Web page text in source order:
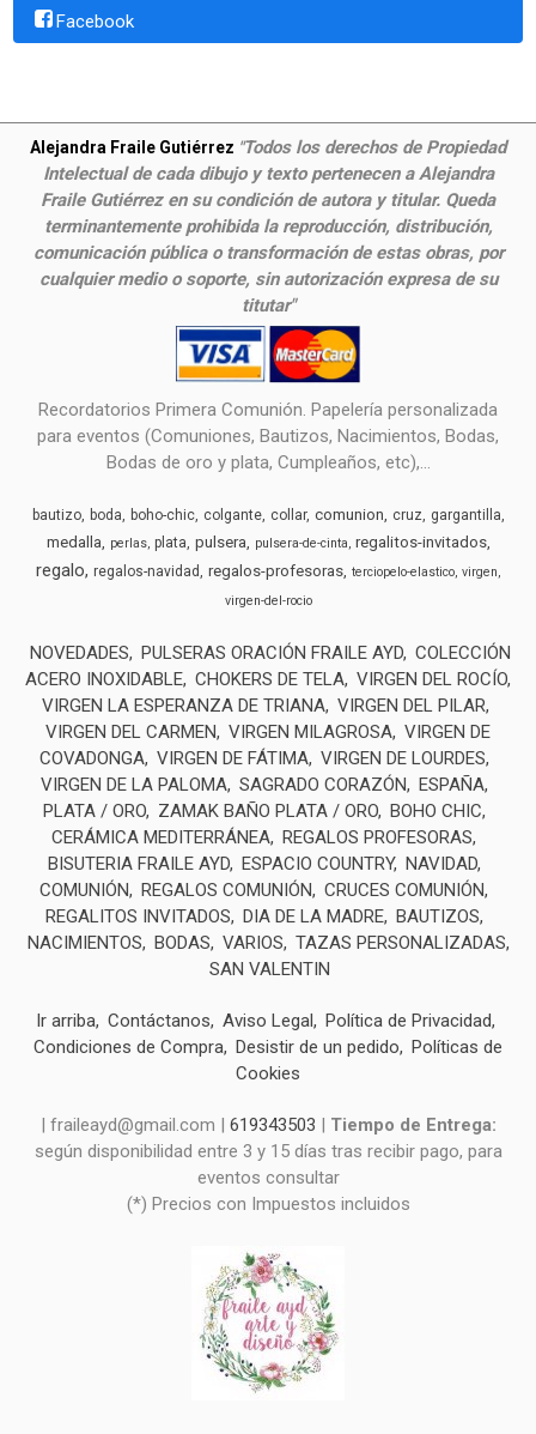
Facebook
Alejandra Fraile Gutiérrez "Todos los derechos de Propiedad
Intelectual de cada dibujo y texto pertenecen a Alejandra
Fraile Gutiérrez en su condición de autora y titular. Queda
terminantemente prohibida la reproducción, distribución,
comunicación pública o transformación de estas obras, por
cualquier medio o soporte, sin autorización expresa de su
titutar"
Recordatorios Primera Comunión. Papelería personalizada
para eventos (Comuniones, Bautizos, Nacimientos, Bodas,
Bodas de oro y plata, Cumpleaños, etc),...
bautizo boda boho-chic colgante collar comunion cruz gargantilla
medalla perlas plata pulsera pulsera-de-cinta regalitos-invitados
regalo regalos-navidad regalos-profesoras terciopelo-elastico virgen
virgen-del-rocio
NOVEDADES PULSERAS ORACIÓN FRAILE AYD COLECCIÓN
ACERO INOXIDABLE CHOKERS DE TELA VIRGEN DEL ROCÍO
VIRGEN LA ESPERANZA DE TRIANA VIRGEN DEL PILAR
VIRGEN DEL CARMEN
VIRGEN MILAGROSA VIRGEN DE
COVADONGA VIRGEN DE FÁTIMA VIRGEN DE LOURDES
VIRGEN DE LA PALOMA SAGRADO CORAZÓN
ESPAÑA
PLATA / ORO
ZAMAK BAÑO PLATA / ORO BOHO CHIC
CERÁMICA MEDITERRÁNEA REGALOS PROFESORAS
BISUTERIA FRAILE AYD ESPACIO COUNTRY NAVIDAD
COMUNIÓN
REGALOS COMUNIÓN
CRUCES COMUNIÓN
REGALITOS INVITADOS
DIA DE LA MADRE BAUTIZOS
NACIMIENTOS
BODAS VARIOS
TAZAS PERSONALIZADAS
SAN VALENTIN
Ir arriba Contáctanos Aviso Legal
Política de Privacidad
Condiciones de Compra Desistir de un pedido
Políticas de
Cookies
| fraileayd@gmail.com | 619343503 | Tiempo de Entrega:
según disponibilidad entre 3 y 15 días tras recibir pago, para
eventos consultar
(*) Precios con Impuestos incluidos